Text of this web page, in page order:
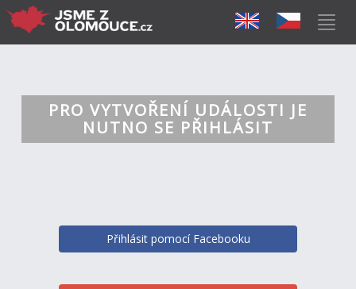
PRO VYTVOŘENÍ UDÁLOSTI JE
NUTNO SE PŘIHLÁSIT
Přihlásit pomocí Facebooku